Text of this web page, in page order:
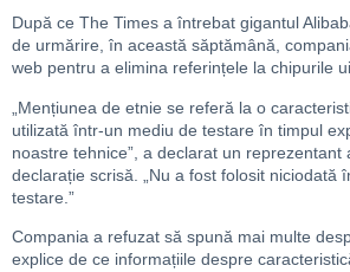
După ce The Times a întrebat gigantul
de urmărire, în această săptămână,
web pentru a elimina referințele la chipurile
„Mențiunea de etnie se referă la o
utilizată într-un mediu de testare în timpul
noastre tehnice”, a declarat un reprezentant
declarație scrisă. „Nu a fost folosit niciodată
testare.”
Compania a refuzat să spună mai multe
explice de ce informațiile despre